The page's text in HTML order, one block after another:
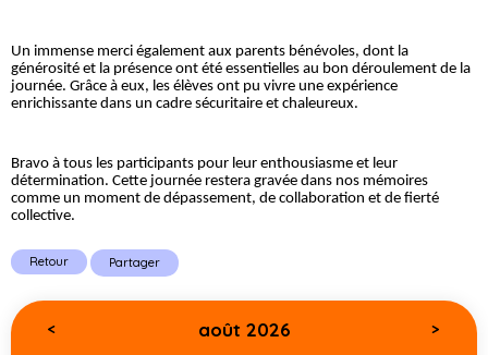
Un immense merci également aux parents bénévoles, dont la
générosité et la présence ont été essentielles au bon déroulement de la
journée. Grâce à eux, les élèves ont pu vivre une expérience
enrichissante dans un cadre sécuritaire et chaleureux.
Bravo à tous les participants pour leur enthousiasme et leur
détermination. Cette journée restera gravée dans nos mémoires
comme un moment de dépassement, de collaboration et de fierté
collective.
Retour Partager
< août 2026 >